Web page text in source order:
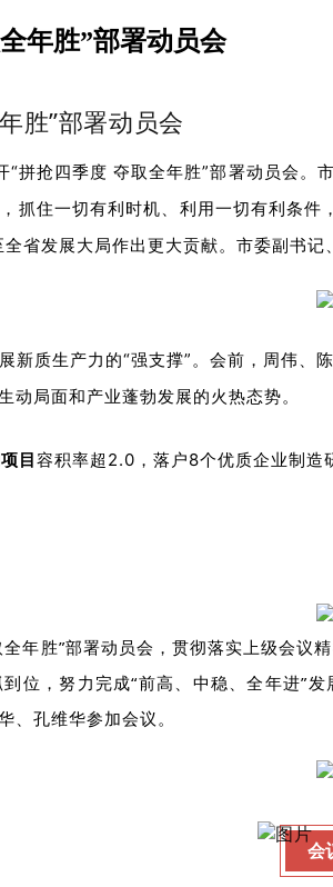
年胜”部署动员会
胜”部署动员会
“拼抢四季度 夺取全年胜”部署动员会
抓住一切有利时机、利用一切有利条
省发展大局作出更大贡献。市委副书
新质生产力的“强支撑”。会前，周伟
局面和产业蓬勃发展的火热态势。
目容积率超2.0，落户8个优质企业制造
年胜”部署动员会，贯彻落实上级会
位，努力完成“前高、中稳、全年进”发
、孔维华参加会议。
会